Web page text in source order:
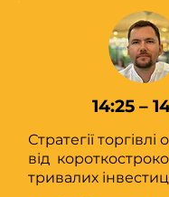
14:25 –
Стратегії торгівлі
від
тривалих